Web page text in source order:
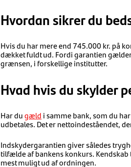
Hvordan sikrer du
Hvis du har mere end 745.000 kr. på
dækket fuldt ud. Fordi garantien
grænsen, i forskellige institutter.
Hvad hvis du skylder
Har dugæld i samme bank, som du
udbetales. Det er nettoindeståendet,
Indskydergarantien giver således
tilfælde af bankens konkurs.
mest muligt ud af ordningen.